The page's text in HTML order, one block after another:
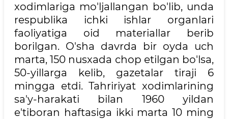
xodimlariga mo'ljallangan bo'lib, unda
respublika ichki ishlar organlari
faoliyatiga oid materiallar berib
borilgan. O'sha davrda bir oyda uch
marta, 150 nusxada chop etilgan bo'lsa,
50-yillarga kelib, gazetalar tiraji 6
mingga etdi. Tahririyat xodimlarining
sa'y-harakati bilan 1960 yildan
e'tiboran haftasiga ikki marta 10 ming